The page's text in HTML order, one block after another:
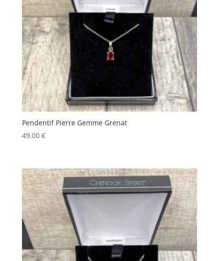
Pendentif Pierre Gemme Grenat
49,00 €